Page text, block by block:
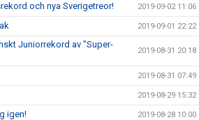
och nya Sverigetreor! 2019-09-02 11:06
2019-09-01 22:22
Juniorrekord av "Super-
2019-08-31 20:18
2019-08-31 07:49
2019-08-29 15:32
igen! 2019-08-28 10:00